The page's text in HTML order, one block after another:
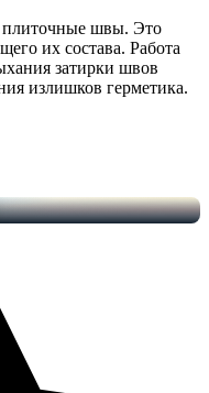
плиточные швы. Это
их состава. Работа
затирки швов
излишков герметика.